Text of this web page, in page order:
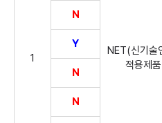
1
NET(신기술
적용제품
N
Y
N
N